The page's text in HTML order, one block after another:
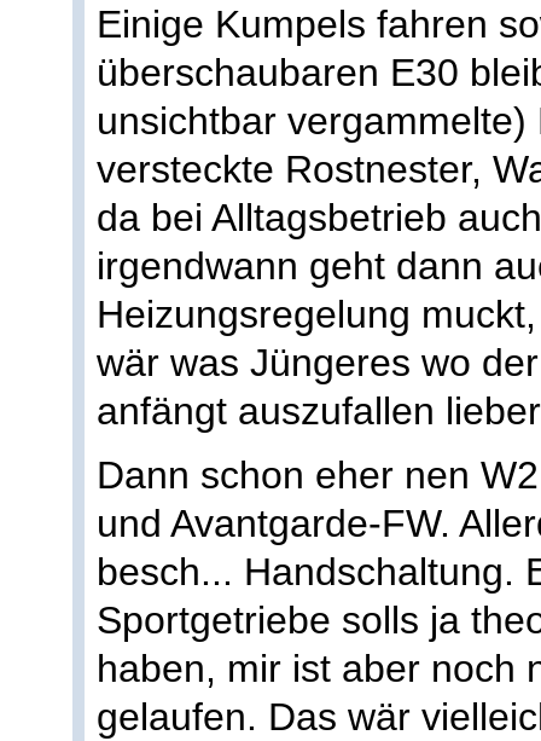
Einige Kumpels fahren
überschaubaren E30
unsichtbar
versteckte Rostnester,
da bei Alltagsbetrieb
irgendwann geht dann
Heizungsregelung
wär was Jüngeres wo
anfängt auszufallen
Dann schon eher nen
und Avantgarde-FW.
besch... Handschaltung.
Sportgetriebe solls ja
haben, mir ist aber noch
gelaufen. Das wär